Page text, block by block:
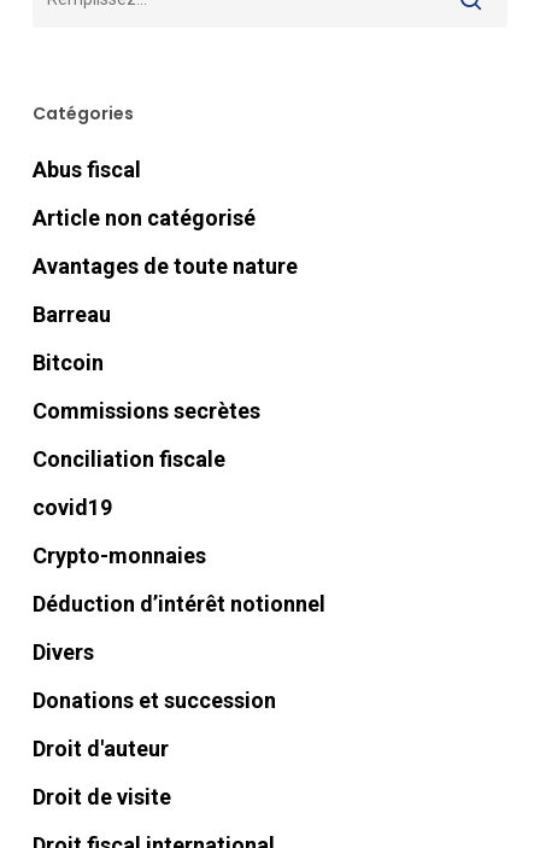
Catégories
Abus fiscal
Article non catégorisé
Avantages de toute nature
Barreau
Bitcoin
Commissions secrètes
Conciliation fiscale
covid19
Crypto-monnaies
Déduction d’intérêt notionnel
Divers
Donations et succession
Droit d'auteur
Droit de visite